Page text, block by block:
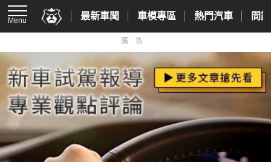
Menu 最新車聞 車模專區 熱門汽車 間
廣告